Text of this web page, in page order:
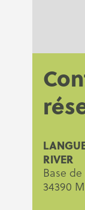
RIVER
Base
34390